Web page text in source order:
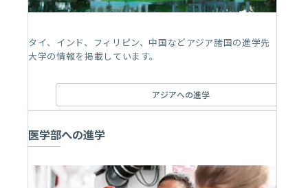
タイ、インド、フィリピン、中国などアジア諸国の進学先
大学の情報を掲載しています。
アジアへの進学
医学部への進学